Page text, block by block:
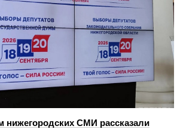
нижегородских СМИ рассказали